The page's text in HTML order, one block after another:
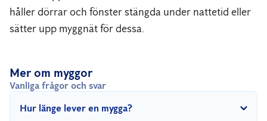
håller dörrar och fönster stängda under nattetid eller
sätter upp myggnät för dessa.
Mer om myggor
Vanliga frågor och svar
Hur länge lever en mygga?